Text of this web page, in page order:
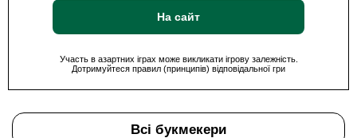
На сайт
Участь в азартних іграх може викликати ігрову залежність.
Дотримуйтеся правил (принципів) відповідальної гри
Всі букмекери